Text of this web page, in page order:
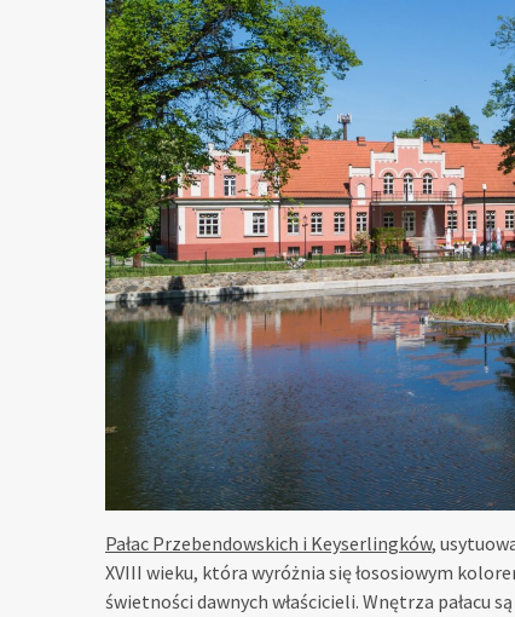
Pałac Przebendowskich i Keyserlingków,
XVIII wieku, która wyróżnia się łososiowym
świetności dawnych właścicieli. Wnętrza pałacu